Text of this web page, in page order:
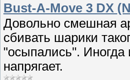
Bust-A-Move 3 DX
Довольно смешная
сбивать шарики
"осыпались". Иногда
напрягает.